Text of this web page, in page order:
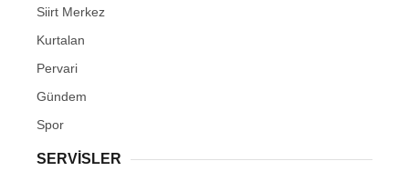
Siirt Merkez
Kurtalan
Pervari
Gündem
Spor
SERVİSLER